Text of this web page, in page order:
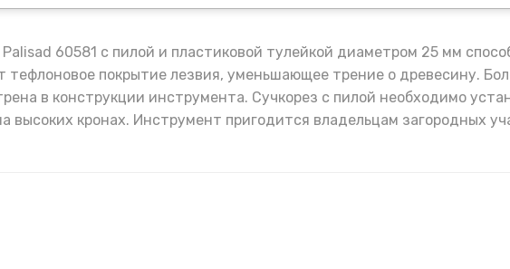
60581 с пилой и пластиковой тулейкой диаметром 25 мм
тефлоновое покрытие лезвия, уменьшающее трение о древесину.
в конструкции инструмента. Сучкорез с пилой необходимо
высоких кронах. Инструмент пригодится владельцам загородных